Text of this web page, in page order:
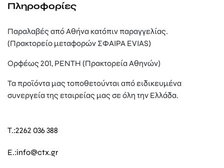
Πληροφορίες
Παραλαβές από Αθήνα κατόπιν παραγγελίας.
(Πρακτορείο μεταφορών ΣΦΑΙΡΑ EVIAS)
Ορφέως 201, ΡΕΝΤΗ (Πρακτορεία Αθηνών)
Τα προϊόντα μας τοποθετούνται από ειδικευμένα
συνεργεία της εταιρείας μας σε όλη την Ελλάδα.
T.:2262 036 388
E.:info@ctx.gr